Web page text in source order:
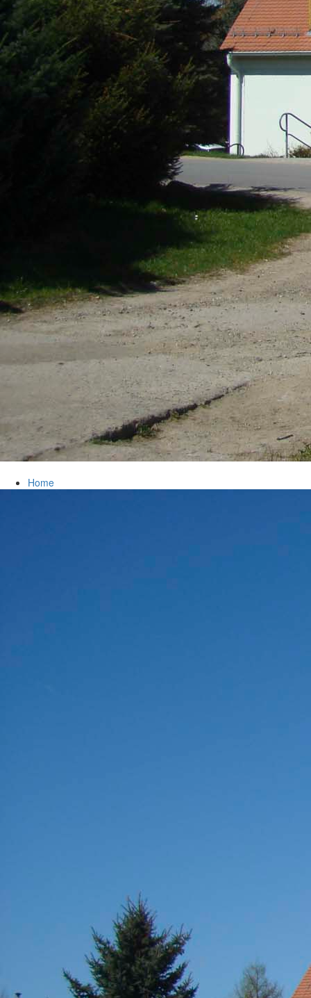
Home
Pfaffendorf
Jauernick-Buschbach
Rathaus